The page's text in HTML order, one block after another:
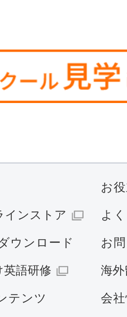
お
インストア よ
ウンロード お
英語研修 海
テンツ 会